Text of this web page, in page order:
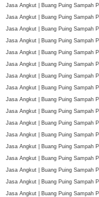
Jasa Angkut | Buang Puing Sampah
Jasa Angkut | Buang Puing Sampah
Jasa Angkut | Buang Puing Sampah
Jasa Angkut | Buang Puing Sampah
Jasa Angkut | Buang Puing Sampah
Jasa Angkut | Buang Puing Sampah
Jasa Angkut | Buang Puing Sampah
Jasa Angkut | Buang Puing Sampah
Jasa Angkut | Buang Puing Sampah
Jasa Angkut | Buang Puing Sampah
Jasa Angkut | Buang Puing Sampah
Jasa Angkut | Buang Puing Sampah
Jasa Angkut | Buang Puing Sampah
Jasa Angkut | Buang Puing Sampah
Jasa Angkut | Buang Puing Sampah
Jasa Angkut | Buang Puing Sampah
Jasa Angkut | Buang Puing Sampah